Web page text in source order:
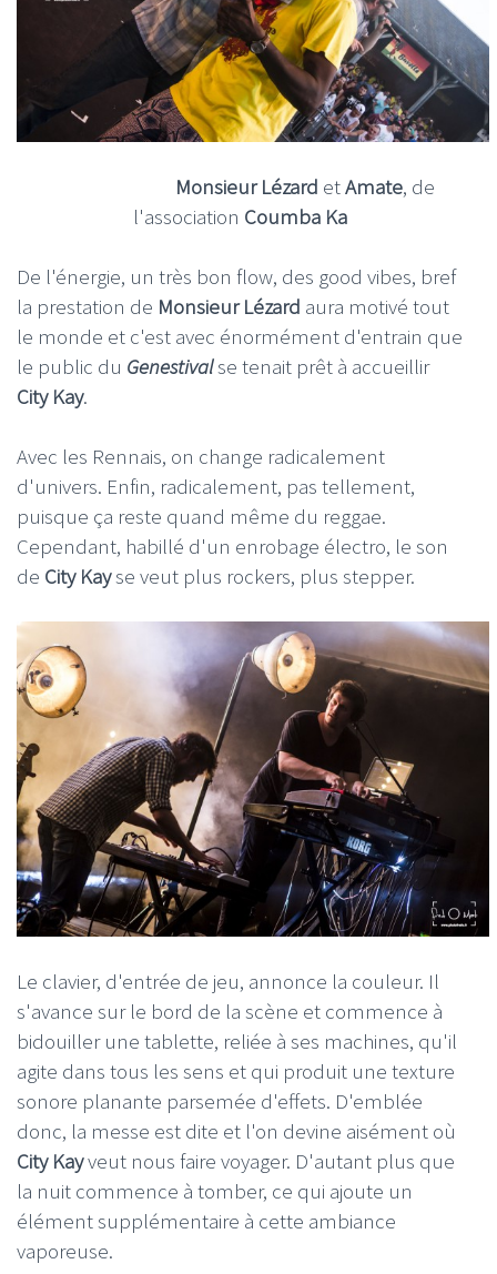
Monsieur Lézard etAmate, de
l'association Coumba Ka
De l'énergie, un très bon flow, des good vibes, bref
la prestation de Monsieur Lézard aura motivé tout
le monde et c'est avec énormément d'entrain que
le public du Genestivalse tenait prêt à accueillir
City Kay.
Avec les Rennais, on change radicalement
d'univers. Enfin, radicalement, pas tellement,
puisque ça reste quand même du reggae.
Cependant, habillé d'un enrobage électro, le son
de City Kayse veut plus rockers, plus stepper.
Le clavier, d'entrée de jeu, annonce la couleur. Il
s'avance sur le bord de la scène et commence à
bidouiller une tablette, reliée à ses machines, qu'il
agite dans tous les sens et qui produit une texture
sonore planante parsemée d'effets. D'emblée
donc, la messe est dite et l'on devine aisément où
City Kayveut nous faire voyager. D'autant plus que
la nuit commence à tomber, ce qui ajoute un
élément supplémentaire à cette ambiance
vaporeuse.